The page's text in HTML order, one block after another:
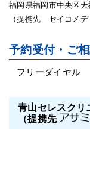
福岡県福岡市中央区
（提携先 セイコメデ
予約受付・ご
フリーダイヤル
青山セレスクリ
（提携先